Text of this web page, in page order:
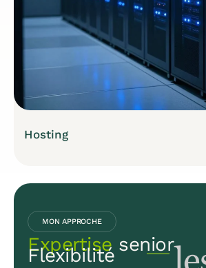
Hosting
MON APPROCHE
Expertise senior
Flexibilité